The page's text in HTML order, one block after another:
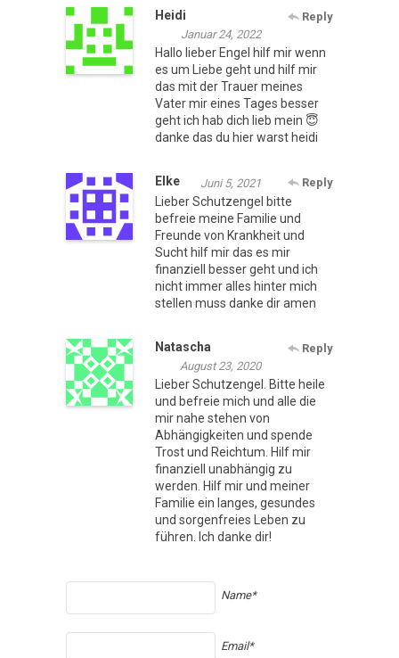
Heidi
Reply
Januar 24, 2022
Hallo lieber Engel hilf mir wenn
es um Liebe geht und hilf mir
das mit der Trauer meines
Vater mir eines Tages besser
geht ich hab dich lieb mein 😇
danke das du hier warst heidi
Elke Reply
Juni 5, 2021
Lieber Schutzengel bitte
befreie meine Familie und
Freunde von Krankheit und
Sucht hilf mir das es mir
finanziell besser geht und ich
nicht immer alles hinter mich
stellen muss danke dir amen
Natascha
Reply
August 23, 2020
Lieber Schutzengel. Bitte heile
und befreie mich und alle die
mir nahe stehen von
Abhängigkeiten und spende
Trost und Reichtum. Hilf mir
finanziell unabhängig zu
werden. Hilf mir und meiner
Familie ein langes, gesundes
und sorgenfreies Leben zu
führen. Ich danke dir!
Name*
Email*